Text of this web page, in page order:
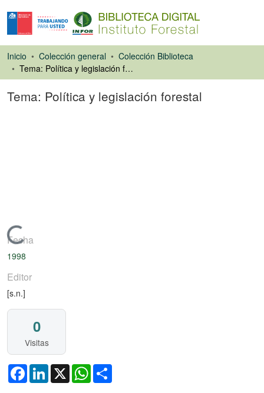
Inicio Colección general
Colección Biblioteca
Tema: Política y legislación forestal
Tema: Política y legislación forestal
Cargando...
Fecha
1998
Editor
[s.n.]
0
Visitas
FacebookLinkedIn
X WhatsApp